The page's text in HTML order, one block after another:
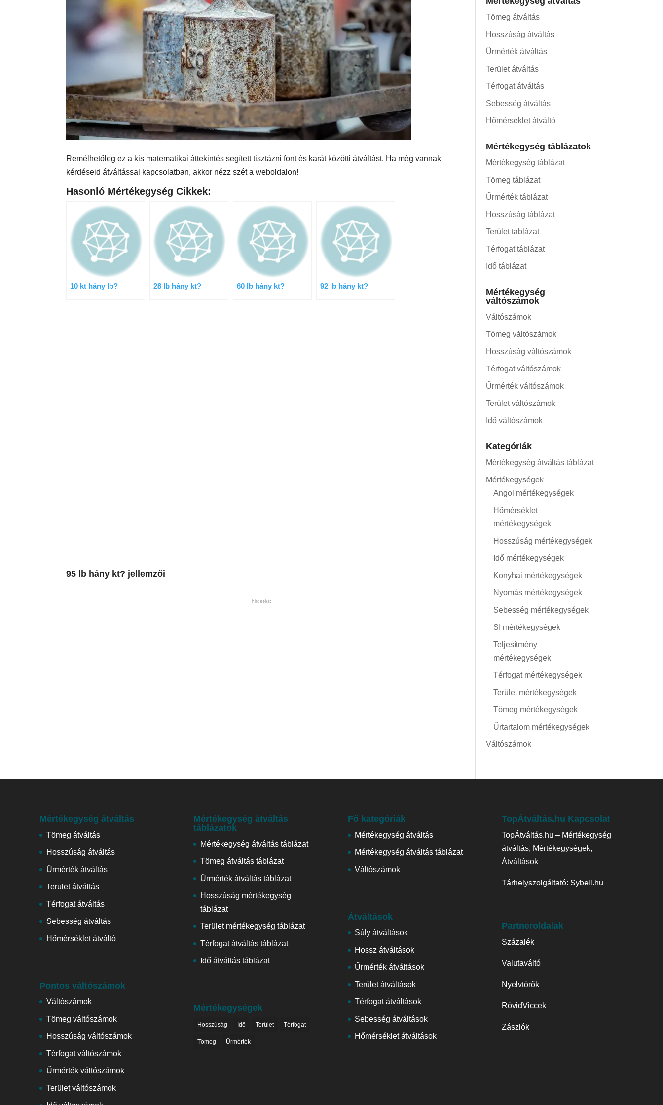
Remélhetőleg ez a kis matematikai áttekintés segített tisztázni font és karát közötti átváltást. Ha még vannak
kérdéseid átváltással kapcsolatban, akkor nézz szét a weboldalon!
Hasonló Mértékegység Cikkek:
10 kt hány lb? 28 lb hány kt? 60 lb hány kt? 92 lb hány kt?
95 lb hány kt? jellemzői
hirdetés:
Tömeg átváltás
Hosszúság átváltás
Űrmérték átváltás
Terület átváltás
Térfogat átváltás
Sebesség átváltás
Hőmérséklet átváltó
Mértékegység táblázatok
Mértékegység táblázat
Tömeg táblázat
Űrmérték táblázat
Hosszúság táblázat
Terület táblázat
Térfogat táblázat
Idő táblázat
Mértékegység
váltószámok
Váltószámok
Tömeg váltószámok
Hosszúság váltószámok
Térfogat váltószámok
Űrmérték váltószámok
Terület váltószámok
Idő váltószámok
Kategóriák
Mértékegység átváltás táblázat
Mértékegységek
Angol mértékegységek
Hőmérséklet
mértékegységek
Hosszúság mértékegységek
Idő mértékegységek
Konyhai mértékegységek
Nyomás mértékegységek
Sebesség mértékegységek
SI mértékegységek
Teljesítmény
mértékegységek
Térfogat mértékegységek
Terület mértékegységek
Tömeg mértékegységek
Űrtartalom mértékegységek
Váltószámok
Mértékegység átváltás
Tömeg átváltás
Hosszúság átváltás
Űrmérték átváltás
Terület átváltás
Térfogat átváltás
Sebesség átváltás
Hőmérséklet átváltó
Pontos váltószámok
Váltószámok
Tömeg váltószámok
Hosszúság váltószámok
Térfogat váltószámok
Űrmérték váltószámok
Terület váltószámok
Mértékegység átváltás
táblázatok
Mértékegység átváltás táblázat
Tömeg átváltás táblázat
Űrmérték átváltás táblázat
Hosszúság mértékegység
táblázat
Terület mértékegység táblázat
Térfogat átváltás táblázat
Idő átváltás táblázat
Mértékegységek
Hosszúság Idő Terület Térfogat
Tömeg Űrmérték
Fő kategóriák
Mértékegység átváltás
Mértékegység átváltás táblázat
Váltószámok
Átváltások
Súly átváltások
Hossz átváltások
Űrmérték átváltások
Terület átváltások
Térfogat átváltások
Sebesség átváltások
Hőmérséklet átváltások
TopÁtváltás.hu Kapcsolat
TopÁtváltás.hu – Mértékegység
átváltás, Mértékegységek,
Átváltások
Tárhelyszolgáltató: Sybell.hu
Partneroldalak
Százalék
Valutaváltó
Nyelvtörők
RövidViccek
Zászlók